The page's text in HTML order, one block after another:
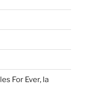
For Ever, la